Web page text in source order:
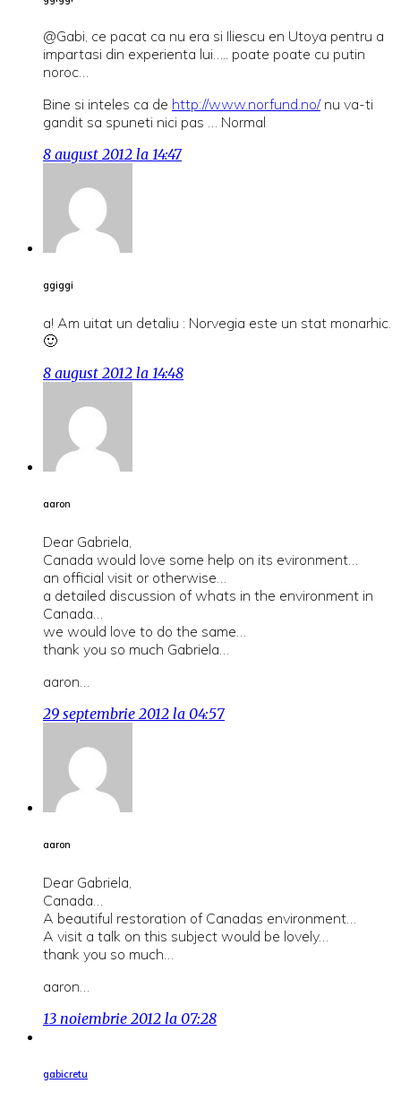
@Gabi, ce pacat ca nu era si Iliescu en Utoya pentru a
impartasi din experienta lui….. poate poate cu putin
noroc…
Bine si inteles ca de http://www.norfund.no/nu va-ti
gandit sa spuneti nici pas … Normal
8 august 2012 la 14:47
ggiggi
a! Am uitat un detaliu : Norvegia este un stat monarhic.
🙂
8 august 2012 la 14:48
aaron
Dear Gabriela,
Canada would love some help on its evironment…
an official visit or otherwise…
a detailed discussion of whats in the environment in
Canada…
we would love to do the same…
thank you so much Gabriela…
aaron…
29 septembrie 2012 la 04:57
aaron
Dear Gabriela,
Canada…
A beautiful restoration of Canadas environment…
A visit a talk on this subject would be lovely…
thank you so much…
aaron…
13 noiembrie 2012 la 07:28
gabicretu